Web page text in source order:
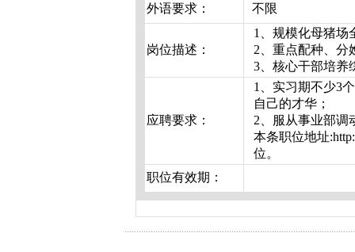
外语要求： 不限
岗位描述：
1、规模化母猪场
2、重点配种、分
3、核心干部培养
应聘要求：
1、实习期不少3
自己的才华；
2、服从事业部调
本条职位地址
位。
职位有效期：